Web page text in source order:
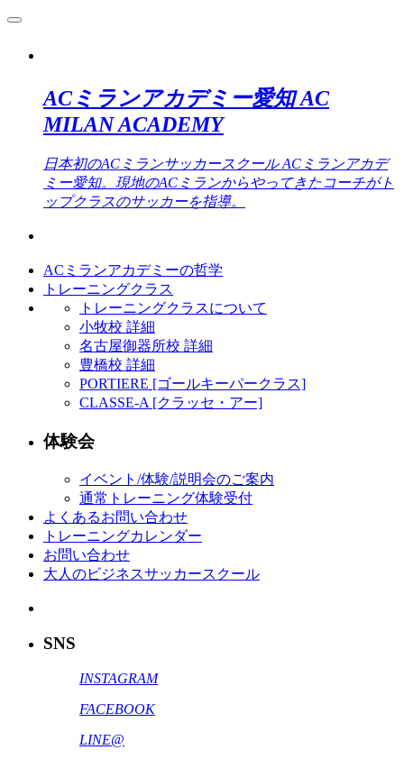
ACミランアカデミー愛知 AC
MILAN ACADEMY
日本初のACミランサッカースクール ACミランアカデ
ミー愛知。現地のACミランからやってきたコーチがト
ップクラスのサッカーを指導。
ACミランアカデミーの哲学
トレーニングクラス
トレーニングクラスについて
小牧校 詳細
名古屋御器所校 詳細
豊橋校 詳細
PORTIERE [ゴールキーパークラス]
CLASSE-A [クラッセ・アー]
体験会
イベント/体験/説明会のご案内
通常トレーニング体験受付
よくあるお問い合わせ
トレーニングカレンダー
お問い合わせ
大人のビジネスサッカースクール
SNS
INSTAGRAM
FACEBOOK
LINE@